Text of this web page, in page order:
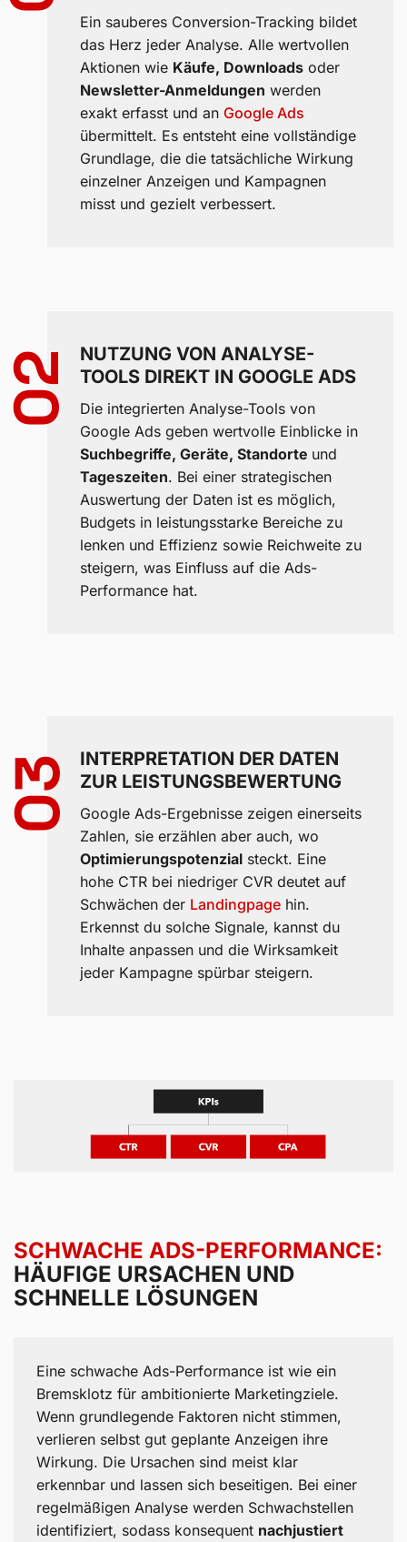
Ein sauberes Conversion-Tracking bildet
das Herz jeder Analyse. Alle wertvollen
Aktionen wie Käufe, Downloads oder
Newsletter-Anmeldungen werden
exakt erfasst und an Google Ads
übermittelt. Es entsteht eine vollständige
Grundlage, die die tatsächliche Wirkung
einzelner Anzeigen und Kampagnen
misst und gezielt verbessert.
NUTZUNG VON ANALYSE-
TOOLS DIREKT IN GOOGLE ADS
Die integrierten Analyse-Tools von
Google Ads geben wertvolle Einblicke in
Suchbegriffe, Geräte, Standorte und
Tageszeiten. Bei einer strategischen
Auswertung der Daten ist es möglich,
Budgets in leistungsstarke Bereiche zu
lenken und Effizienz sowie Reichweite zu
steigern, was Einfluss auf die Ads-
Performance hat.
INTERPRETATION DER DATEN
ZUR LEISTUNGSBEWERTUNG
Google Ads-Ergebnisse zeigen einerseits
Zahlen, sie erzählen aber auch, wo
Optimierungspotenzial steckt. Eine
hohe CTR bei niedriger CVR deutet auf
Schwächen der Landingpage hin.
Erkennst du solche Signale, kannst du
Inhalte anpassen und die Wirksamkeit
jeder Kampagne spürbar steigern.
SCHWACHE ADS-PERFORMANCE:
HÄUFIGE URSACHEN UND
SCHNELLE LÖSUNGEN
Eine schwache Ads-Performance ist wie ein
Bremsklotz für ambitionierte Marketingziele.
Wenn grundlegende Faktoren nicht stimmen,
verlieren selbst gut geplante Anzeigen ihre
Wirkung. Die Ursachen sind meist klar
erkennbar und lassen sich beseitigen. Bei einer
regelmäßigen Analyse werden Schwachstellen
identifiziert, sodass konsequent nachjustiert